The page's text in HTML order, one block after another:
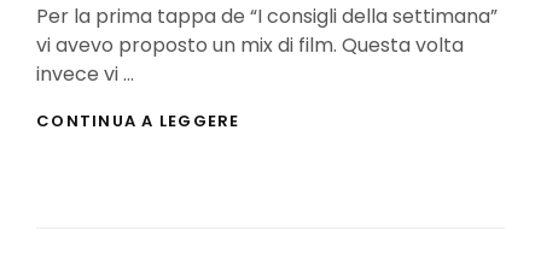
Per la prima tappa de “I consigli della settimana”
vi avevo proposto un mix di film. Questa volta
invece vi …
CONTINUA A LEGGERE